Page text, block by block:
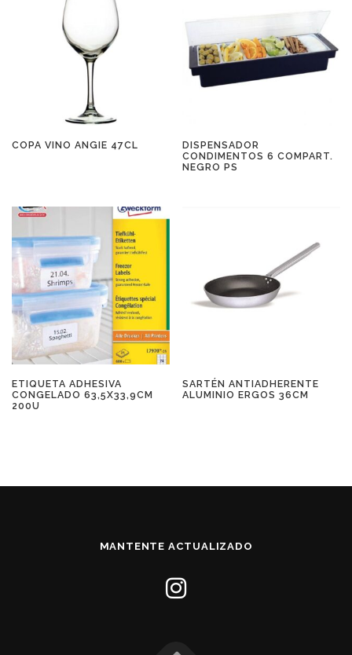
COPA VINO ANGIE 47CL
DISPENSADOR
CONDIMENTOS 6 COMPART.
NEGRO PS
ETIQUETA ADHESIVA
CONGELADO 63,5X33,9CM
200U
SARTÉN ANTIADHERENTE
ALUMINIO ERGOS 36CM
MANTENTE ACTUALIZADO